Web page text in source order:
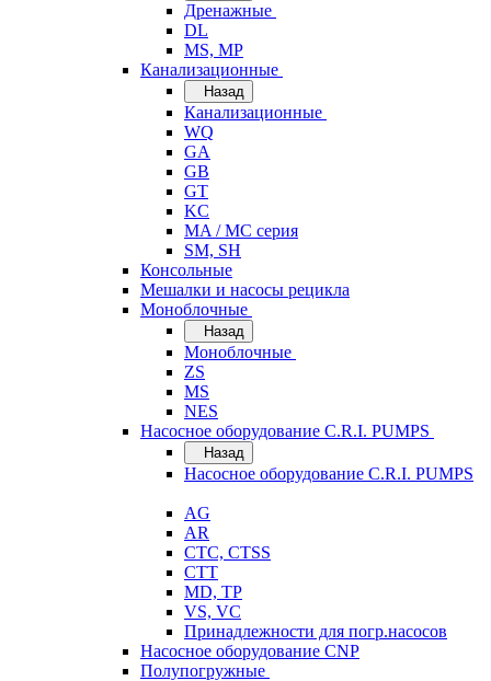
Дренажные
DL
MS, MP
Канализационные
Назад
Канализационные
WQ
GA
GB
GT
KC
MA / MC серия
SM, SH
Консольные
Мешалки и насосы рецикла
Моноблочные
Назад
Моноблочные
ZS
MS
NES
Насосное оборудование C.R.I. PUMPS
Назад
Насосное оборудование C.R.I. PUMPS
AG
AR
CTC, CTSS
CTT
MD, TP
VS, VC
Принадлежности для погр.насосов
Насосное оборудование CNP
Полупогружные